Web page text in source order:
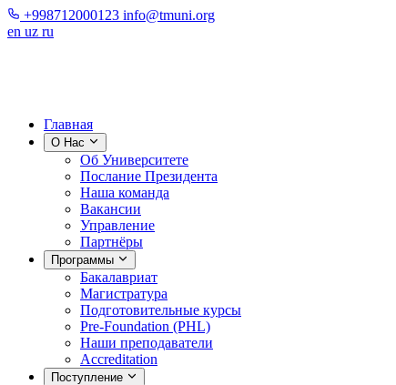
+998712000123 info@tmuni.org
en uz ru
Главная
О Нас
Об Университете
Послание Президента
Наша команда
Вакансии
Управление
Партнёры
Программы
Бакалавриат
Магистратура
Подготовительные курсы
Pre-Foundation (PHL)
Наши преподаватели
Accreditation
Поступление